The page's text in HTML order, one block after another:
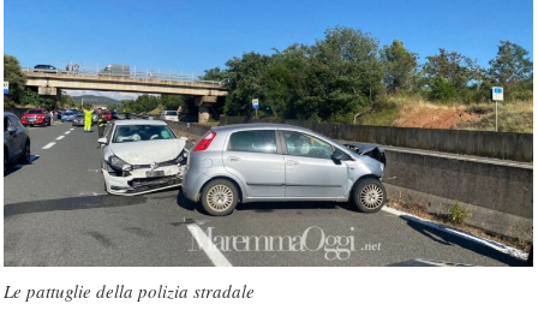
Le pattuglie della polizia stradale